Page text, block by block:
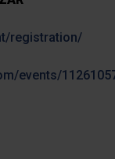
registration/
events/